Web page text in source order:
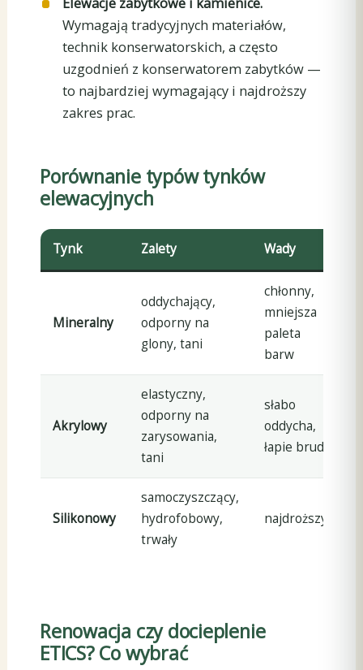
Wymagają tradycyjnych materiałów,
technik konserwatorskich, a często
uzgodnień z konserwatorem zabytków —
to najbardziej wymagający i najdroższy
zakres prac.
Porównanie typów tynków
elewacyjnych
Tynk Zalety Wady
Mineralny
oddychający,
odporny na
glony, tani
chłonny,
mniejsza
paleta
barw
Akrylowy
elastyczny,
odporny na
zarysowania,
tani
słabo
oddycha,
łapie brud
Silikonowy
samoczyszczący,
hydrofobowy,
trwały
najdroższy
Renowacja czy docieplenie
ETICS? Co wybrać